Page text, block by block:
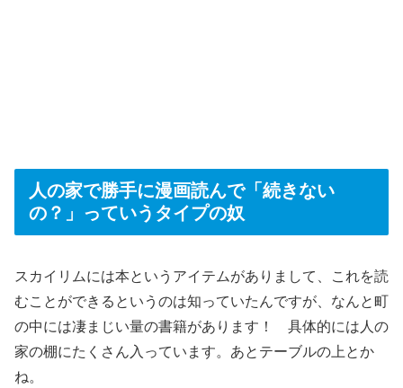
人の家で勝手に漫画読んで「続きない
の？」っていうタイプの奴
スカイリムには本というアイテムがありまして、これを読
むことができるというのは知っていたんですが、なんと町
の中には凄まじい量の書籍があります！ 具体的には人の
家の棚にたくさん入っています。あとテーブルの上とか
ね。